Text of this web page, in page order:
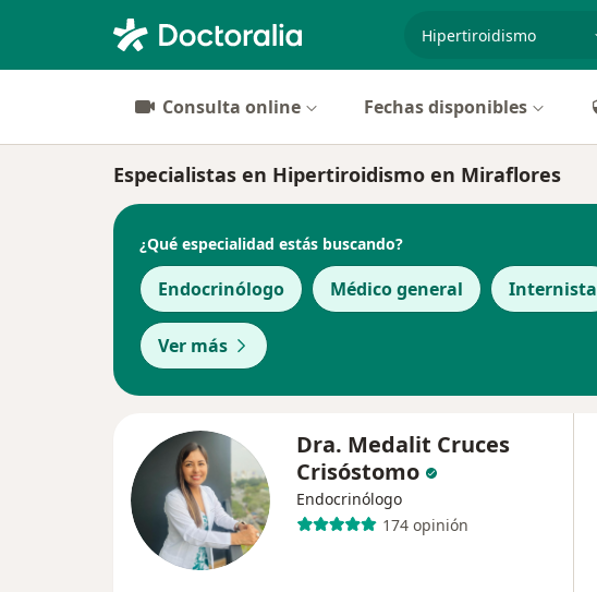
Consulta online Fechas disponibles
Especialistas en Hipertiroidismo en Miraflores
¿Qué especialidad estás buscando?
Endocrinólogo Médico general Internista
Ver más
Dra. Medalit Cruces
Crisóstomo
Endocrinólogo
174 opinión